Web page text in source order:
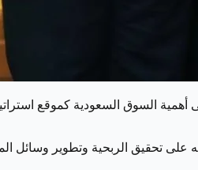
السوق السعودية كموقع
الربحية وتطوير وسائل